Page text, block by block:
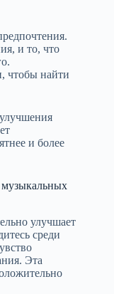
и то, что
чтобы найти
и более
улучшает
среди
Эта